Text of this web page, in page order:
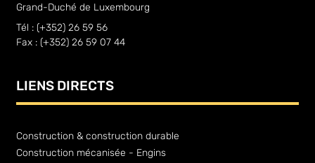
Grand-Duché de Luxembourg
Tél : (+352) 26 59 56
Fax : (+352) 26 59 07 44
LIENS DIRECTS
Construction & construction durable
Construction mécanisée - Engins